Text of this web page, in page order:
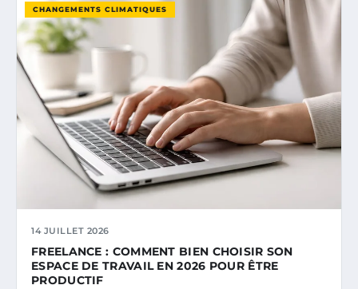
CHANGEMENTS CLIMATIQUES
14 JUILLET 2026
FREELANCE : COMMENT BIEN CHOISIR SON
ESPACE DE TRAVAIL EN 2026 POUR ÊTRE
PRODUCTIF